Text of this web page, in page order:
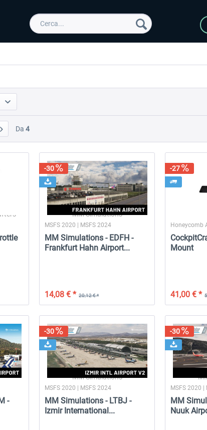
-8
Octavi - IFR-1 Miami City XP FREE
Da 4
-30
MM Simulations
MSFS 2020 | MSFS 2024
MM Simulations - EDFH -
Frankfurt Hahn Airport...
20,12 € *
14,08 € *
-27
Honeycomb
Mount
41,00 € *
-
-30
MM Simulations
MSFS 2020 | MSFS 2024
MM Simulations - LTBJ -
Izmir International...
-30
MSFS 2020 |
MM
Nuuk